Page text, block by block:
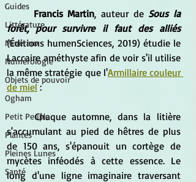
Guides
Littérature
Minéraux
Numérologie
Objets de pouvoir
Ogham
Petit Peuple
Plantes
Pleines Lunes
Santé
Francis Martin, auteur de Sous la
forêt, pour survivre il faut des alliés
(Éditions humenSciences, 2019) étudie le
Laccaire améthyste afin de voir s'il utilise
la même stratégie que l'Armillaire couleur
de miel :
	Chaque automne, dans la litière
s'accumulant au pied de hêtres de plus
de 150 ans, s'épanouit un cortège de
mycètes inféodés à cette essence. Le
long d'une ligne imaginaire traversant